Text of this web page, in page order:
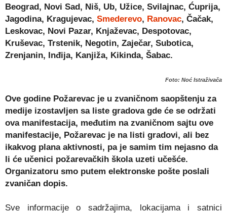
Beograd, Novi Sad, Niš, Ub, Užice, Svilajnac, Ćuprija,
Jagodina, Kragujevac, Smederevo, Ranovac, Čačak,
Leskovac, Novi Pazar, Knjaževac, Despotovac,
Kruševac, Trstenik, Negotin, Zaječar, Subotica,
Zrenjanin, Inđija, Kanjiža, Kikinda, Šabac.
Foto: Noć Istraživača
Ove godine Požarevac je u zvaničnom saopštenju za
medije izostavljen sa liste gradova gde će se održati
ova manifestacija, međutim na zvaničnom sajtu ove
manifestacije, Požarevac je na listi gradovi, ali bez
ikakvog plana aktivnosti, pa je samim tim nejasno da
li će učenici požarevačkih škola uzeti učešće.
Organizatoru smo putem elektronske pošte poslali
zvaničan dopis.
Sve informacije o sadržajima, lokacijama i satnici